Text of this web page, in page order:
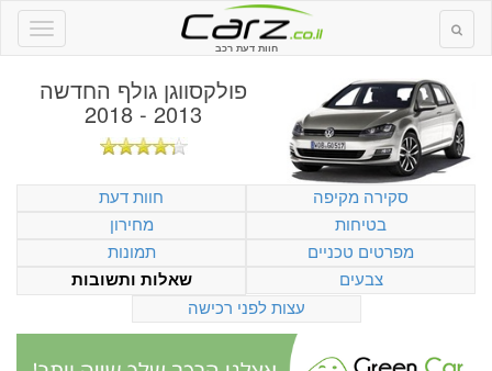
חוות דעת רכב
פולקסווגן גולף החדשה
2013 - 2018
סקירה מקיפה
חוות דעת
בטיחות
מחירון
מפרטים טכניים
תמונות
צבעים
שאלות ותשובות
עצות לפני רכישה